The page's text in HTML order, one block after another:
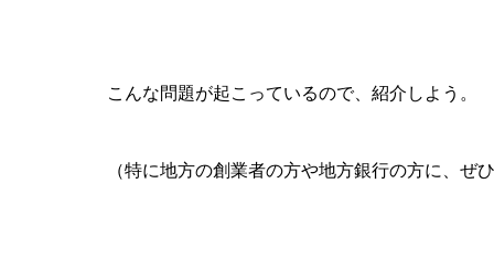
こんな問題が起こっているので、紹介しよう。
（特に地方の創業者の方や地方銀行の方に、ぜ